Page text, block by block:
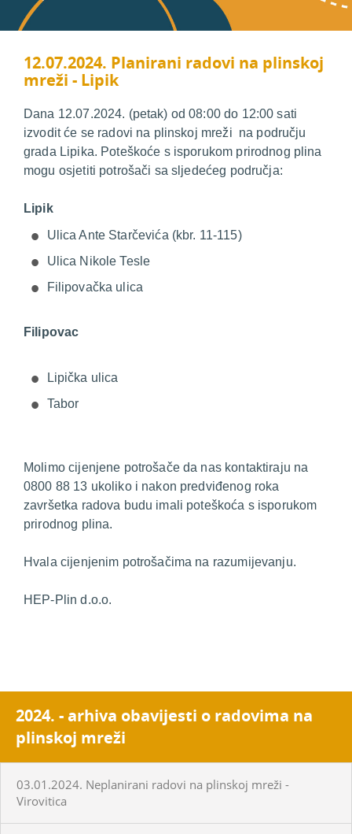
12.07.2024. Planirani radovi na plinskoj
mreži - Lipik
Dana 12.07.2024. (petak) od 08:00 do 12:00 sati
izvodit će se radovi na plinskoj mreži na području
grada Lipika. Poteškoće s isporukom prirodnog plina
mogu osjetiti potrošači sa sljedećeg područja:
Lipik
Ulica Ante Starčevića (kbr. 11-115)
Ulica Nikole Tesle
Filipovačka ulica
Filipovac
Lipička ulica
Tabor
Molimo cijenjene potrošače da nas kontaktiraju na
0800 88 13 ukoliko i nakon predviđenog roka
završetka radova budu imali poteškoća s isporukom
prirodnog plina.
Hvala cijenjenim potrošačima na razumijevanju.
HEP-Plin d.o.o.
2024. - arhiva obavijesti o radovima na
plinskoj mreži
03.01.2024. Neplanirani radovi na plinskoj mreži -
Virovitica